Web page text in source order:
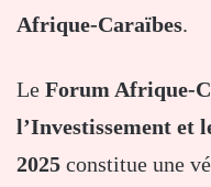
Afrique-Caraïbes.
Le Forum Afrique-
l’Investissement et
2025 constitue une